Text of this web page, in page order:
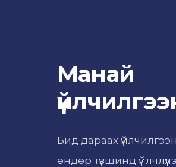
Манай
Бид дараах
өндөр түвшинд